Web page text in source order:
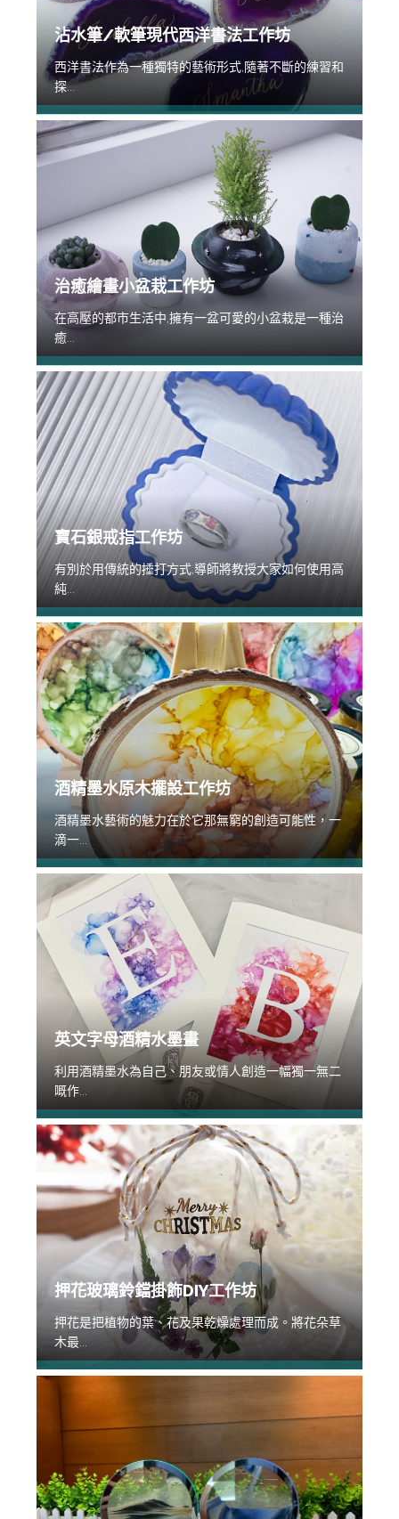
沾水筆/軟筆現代西洋書法工作坊
西洋書法作為一種獨特的藝術形式,隨著不斷的練習和
探...
治癒繪畫小盆栽工作坊
在高壓的都市生活中,擁有一盆可愛的小盆栽是一種治
癒...
寶石銀戒指工作坊
有別於用傳統的捶打方式,導師將教授大家如何使用高
純...
酒精墨水原木擺設工作坊
酒精墨水藝術的魅力在於它那無窮的創造可能性，一
滴一...
英文字母酒精水墨畫
利用酒精墨水為自己、朋友或情人創造一幅獨一無二
嘅作...
押花玻璃鈴鐺掛飾DIY工作坊
押花是把植物的葉、花及果乾燥處理而成。將花朵草
木最...